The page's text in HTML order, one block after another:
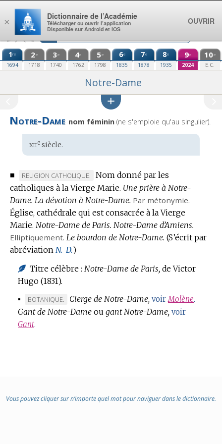
Aller au contenu
1re
1694
2e
1718
3e
1740
4e
1762
5e
1798
6e
1835
7e
1878
8e
1935
9e
2024
10e
E.C.
Notre-Dame
Notre-Dame nom féminin(ne s'emploie qu'au singulier).
Étymologie
:
xiiesiècle.
■
MARQUE
DE
DOMAINE
:
RELIGION CATHOLIQUE.
Nom donné par les
catholiques à la Vierge Marie. Une prière à Notre-
Dame. La dévotion à Notre-Dame. Par métonymie.
Église, cathédrale qui est consacrée à la Vierge
Marie. Notre-Dame de Paris. Notre-Dame d’Amiens.
Elliptiquement. Le bourdon de Notre-Dame. (S’écrit par
abréviation N.-D.)
Titre célèbre : Notre-Dame de Paris, de Victor
Hugo (1831).
▪
MARQUE
DE
DOMAINE
BOTANIQUE. Cierge de Notre-Dame, voirMolène.
Gant de Notre-Dame ou gant Notre-Dame, voir
Gant.
Vous pouvez cliquer sur n’importe quel mot pour naviguer dans le dictionnaire.
×
Dictionnaire de l’Académie
Télécharger ou ouvrir l’application
Disponible sur Android et iOS
OUVRIR